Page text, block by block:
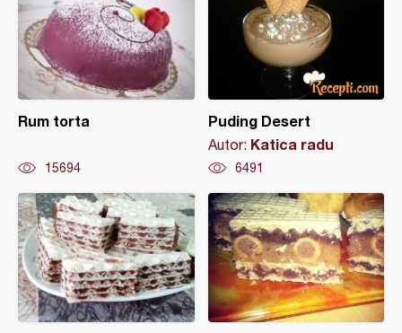
Rum torta
15694
Puding Desert
Autor: Katica radu
6491